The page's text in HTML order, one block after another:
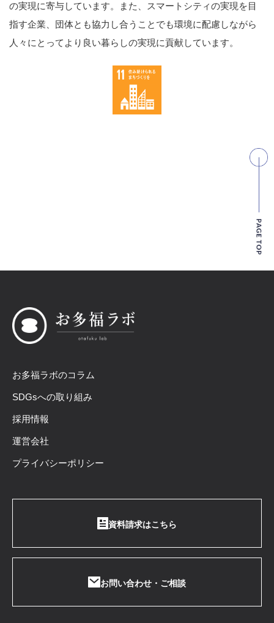
の実現に寄与しています。また、スマートシティの実現を目
指す企業、団体とも協力し合うことでも環境に配慮しながら
人々にとってより良い暮らしの実現に貢献しています。
お多福ラボのコラム
SDGsへの取り組み
採用情報
運営会社
プライバシーポリシー
資料請求はこちら
お問い合わせ・ご相談